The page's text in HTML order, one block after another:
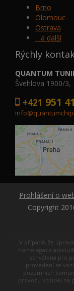
Brno
Olomouc
Ostrava
…a další
Rýchly
QUANTUM
Švehlova 1900/3,
+421 951
Prohlášení o
Copyright
V případě, že
homologace atestu
schválena pro
provedení se
pozemních
provozu vozidel na